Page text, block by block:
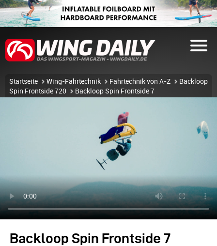
Startseite Wing-Fahrtechnik Fahrtechnik von A-Z
Backloop
Spin Frontside 720
Backloop Spin Frontside 7
Backloop Spin Frontside 7